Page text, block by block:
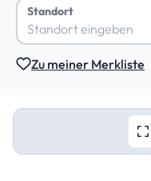
Standort
Zu meiner Merkliste